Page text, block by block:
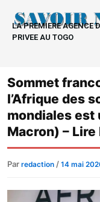
contenu
LA PREMIERE AGENCE
PRIVEE AU TOGO
Sommet
l’Afrique des
mondiales est
Macron) –
Par redaction / 14 mai